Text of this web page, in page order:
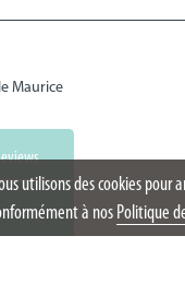
Maurice
utilisons des cookies
à nosPolitique